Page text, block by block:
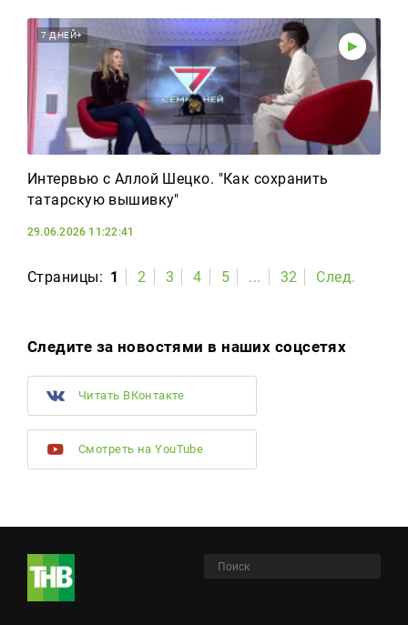
7 ДНЕЙ+
Интервью с Аллой Шецко. "Как сохранить
татарскую вышивку"
29.06.2026 11:22:41
Страницы: 1 2 3 4 5 ... 32 След.
Следите за новостями в наших соцсетях
Читать ВКонтакте
Смотреть на YouTube